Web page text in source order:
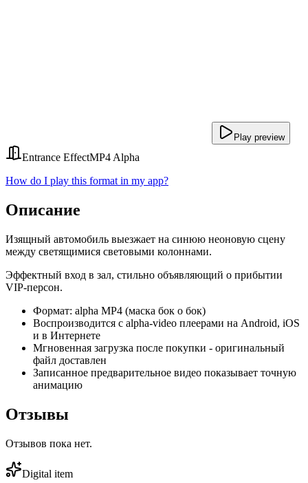
Play preview
Entrance EffectMP4 Alpha
How do I play this format in my app?
Описание
Изящный автомобиль выезжает на синюю неоновую сцену
между светящимися световыми колоннами.
Эффектный вход в зал, стильно объявляющий о прибытии
VIP-персон.
Формат: alpha MP4 (маска бок о бок)
Воспроизводится с alpha-video плеерами на Android, iOS
и в Интернете
Мгновенная загрузка после покупки - оригинальный
файл доставлен
Записанное предварительное видео показывает точную
анимацию
Отзывы
Отзывов пока нет.
Digital item